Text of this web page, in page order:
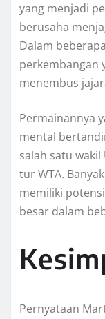
yang menjadi
berusaha
Dalam
perkembangan
menembus
Permainannya
mental
salah satu
tur WTA.
memiliki
besar dalam
Pernyataan